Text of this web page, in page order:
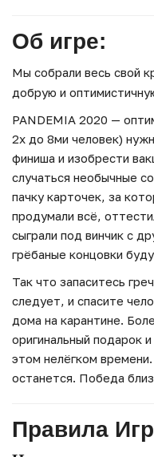
Об игре:
Мы собрали весь свой
добрую и
PANDEMIA 2020 —
2х до 8ми человек)
финиша и изобрести
случаться необычные
пачку карточек, за
продумали всё,
сыграли под винчик с
грёбаные концовки
Так что запаситесь
следует, и спасите
дома на карантине.
оригинальный подарок
этом нелёгком
останется. Победа
Правила